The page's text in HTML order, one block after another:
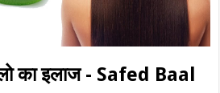
का इलाज - Safed Baal